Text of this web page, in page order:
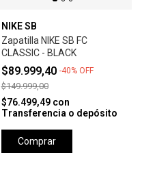
NIKE SB
Zapatilla NIKE SB FC
CLASSIC - BLACK
$89.999,40 -40% OFF
$149.999,00
$76.499,49 con
Transferencia o depósito
Comprar